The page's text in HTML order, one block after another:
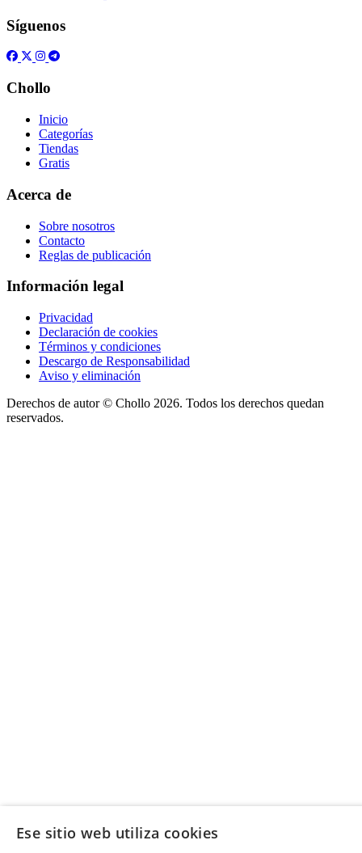
Síguenos
Chollo
Inicio
Categorías
Tiendas
Gratis
Acerca de
Sobre nosotros
Contacto
Reglas de publicación
Información legal
Privacidad
Declaración de cookies
Términos y condiciones
Descargo de Responsabilidad
Aviso y eliminación
Derechos de autor © Chollo 2026. Todos los derechos quedan
reservados.
Ese sitio web utiliza cookies